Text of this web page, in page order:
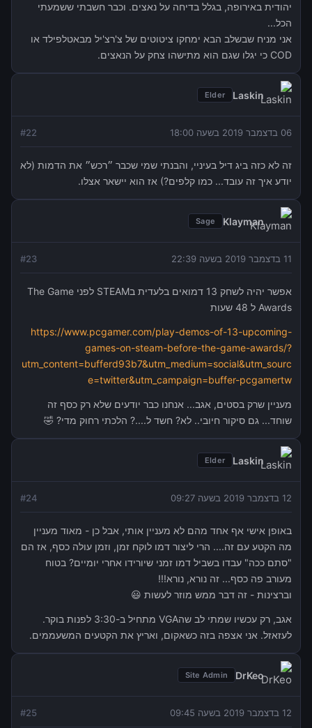
יהודית באירופה, בגלל בדיחה על נאצים. וכבר חשבתי ששמעתי
הכל...
אני מניח שבשלב הבא ימחקו ציטוטים של צ'רצ'יל מבאטלפילד או
COD כי יגלו שגם הוא מתישהו צחק על הנאצים.
Laskin
Elder
06 בדצמבר 2019 בשעה 18:00 #22
זה לא כזה ביג דיל בעיניי, והבנתי שמי שכבר ״רכש״ את הדמות (לא
יודע איך זה עובד... כמו קלפים?) אז הוא יישאר אצלו.
Klayman
Sage
11 בדצמבר 2019 בשעה 22:39 #23
אפשר יהיה לשחק 13 דמואים בלעדית בSTEAM לפני The Game
Awards ל 48 שעות
https://www.pcgamer.com/play-demos-of-13-upcoming-
games-on-steam-before-the-game-awards/?
utm_content=bufferd93b7&utm_medium=social&utm_sourc
e=twitter&utm_campaign=buffer-pcgamertw
מעניין שרק בסטים, אגב... אנחנו כבר יודעים שלא רק כסף זה
שוחד... גם סיקור חיובי.. לא? חשד ל....? הלכתי רחוק מדי? 🤣
Laskin
Elder
12 בדצמבר 2019 בשעה 09:27 #24
באופן אישי אף אחד מהם לא מעניין אותי, אבל כן - מאוד מעניין
מה הקטע עם זה.... הרי ליצור דמו לוקח זמן, וזמן עולה כסף, אז הם
"סתם ככה" עבדו בשביל דמו זמני שיורידו אחרי יומיים? בטוח
מעורב פה כסף... זה נורא, נורא!!!
וברצינות - זה דבר ממש מוזר לעשות 😃
אגב, רק עכשיו שמתי לב שהVGA מתחיל ב-3:30 לפנות בוקר.
לעזאזל. אני אצפה בזה כשאקום, ואריץ את הקטעים המשעממים.
DrKeo
Site Admin
12 בדצמבר 2019 בשעה 09:45 #25